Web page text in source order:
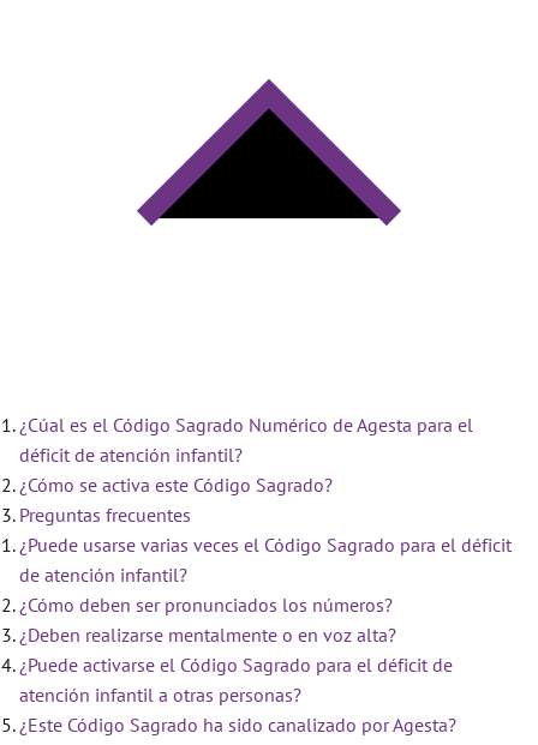
¿Cúal es el Código Sagrado Numérico de Agesta para el
déficit de atención infantil?
¿Cómo se activa este Código Sagrado?
Preguntas frecuentes
¿Puede usarse varias veces el Código Sagrado para el déficit
de atención infantil?
¿Cómo deben ser pronunciados los números?
¿Deben realizarse mentalmente o en voz alta?
¿Puede activarse el Código Sagrado para el déficit de
atención infantil a otras personas?
¿Este Código Sagrado ha sido canalizado por Agesta?